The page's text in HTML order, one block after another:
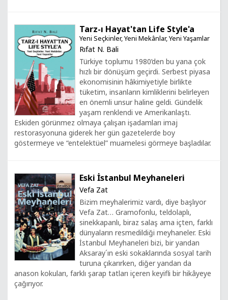
Tarz-ı Hayat'tan Life Style'a
Yeni Seçkinler, Yeni Mekânlar, Yeni Yaşamlar
Rıfat N. Bali
Türkiye toplumu 1980’den bu yana çok
hızlı bir dönüşüm geçirdi. Serbest piyasa
ekonomisinin hâkimiyetiyle birlikte
tüketim, insanların kimliklerini belirleyen
en önemli unsur haline geldi. Gündelik
yaşam renklendi ve Amerikanlaştı.
Eskiden görünmez olmaya çalışan işadamları imaj
restorasyonuna giderek her gün gazetelerde boy
göstermeye ve “entelektüel” muamelesi görmeye başladılar.
Eski İstanbul Meyhaneleri
Vefa Zat
Bizim meyhalerimiz vardı, diye başlıyor
Vefa Zat… Gramofonlu, teldolaplı,
sinekkapanlı, biraz salaş ama içten, farklı
dünyaların resmedildiği meyhaneler. Eski
İstanbul Meyhaneleri bizi, bir yandan
Aksaray´ın eski sokaklarında sosyal tarih
turuna çıkarırken, diğer yandan da
anason kokuları, farklı şarap tatları içeren keyifli bir hikâyeye
çağırıyor.